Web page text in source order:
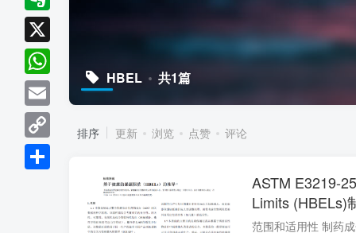
HBEL 共1篇
排序 更新 浏览 点赞 评论
ASTM E3219-
Limits (HBELs)
（中文&英文）
Evernote
X
WhatsApp
Email
Copy